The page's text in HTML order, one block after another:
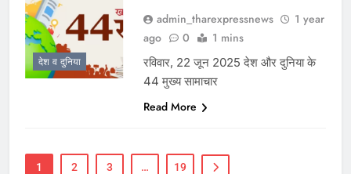
देश व दुनिया
admin_tharexpressnews
1 year
ago
0 1 mins
रविवार, 22 जून 2025 देश और दुनिया के
44 मुख्य सामाचार
Read More
1 2 3 … 19